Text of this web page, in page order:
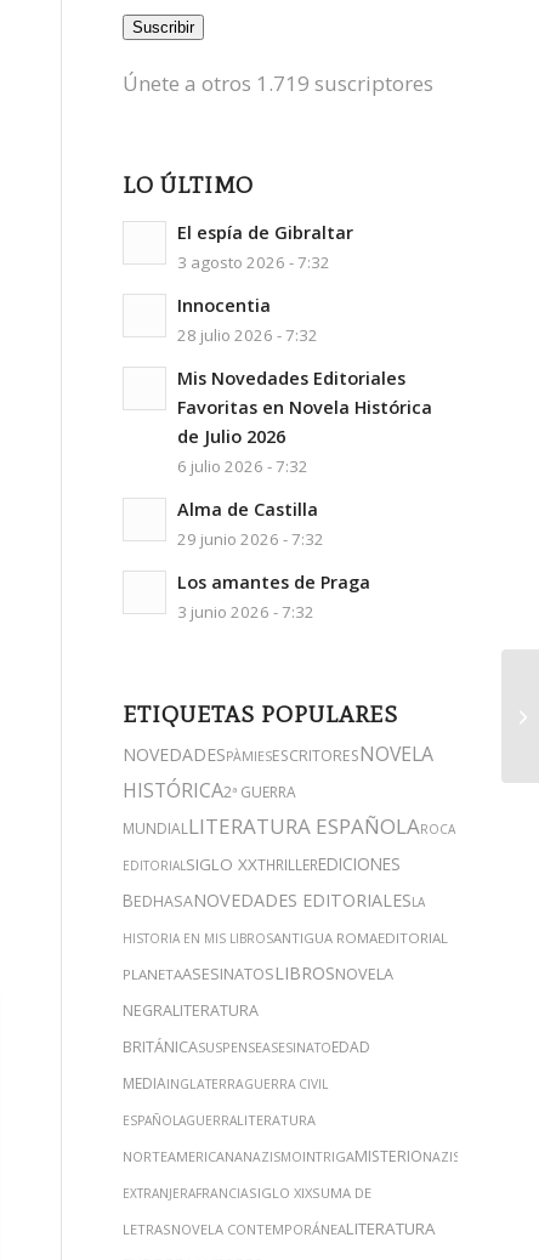
email
Suscribir
Únete a otros 1.719 suscriptores
LO ÚLTIMO
El espía de Gibraltar
3 agosto 2026 - 7:32
Innocentia
28 julio 2026 - 7:32
Mis Novedades Editoriales
Favoritas en Novela Histórica
de Julio 2026
6 julio 2026 - 7:32
Alma de Castilla
29 junio 2026 - 7:32
Los amantes de Praga
3 junio 2026 - 7:32
ETIQUETAS POPULARES
NOVEDADESPÀMIESESCRITORESNOVELA
HISTÓRICA2ª GUERRA
MUNDIALLITERATURA ESPAÑOLAROCA
EDITORIALSIGLO XXTHRILLEREDICIONES
BEDHASANOVEDADES EDITORIALESLA
HISTORIA EN MIS LIBROSANTIGUA ROMAEDITORIAL
PLANETAASESINATOSLIBROSNOVELA
NEGRALITERATURA
BRITÁNICASUSPENSEASESINATOEDAD
MEDIAINGLATERRAGUERRA CIVIL
ESPAÑOLAGUERRALITERATURA
NORTEAMERICANANAZISMOINTRIGAMISTERIONAZIS
EXTRANJERAFRANCIASIGLO XIXSUMA DE
LETRASNOVELA CONTEMPORÁNEALITERATURA